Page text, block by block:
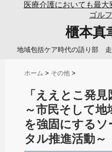
医療介護においても最
ゴル
櫃本真
地域包括ケア時代の語り部
ホーム > その他 >
「ええとこ発
～市民そして地
を強固にする
タル推進活動～